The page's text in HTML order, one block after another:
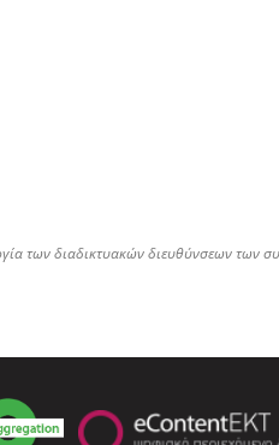
των διαδικτυακών διευθύνσεων των